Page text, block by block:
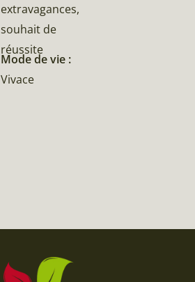
extravagances,
souhait de
réussite
Mode de vie :
Vivace